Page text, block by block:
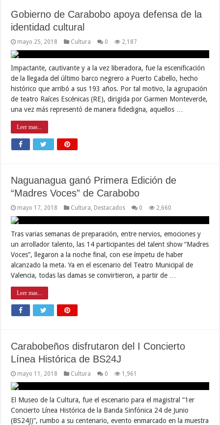
Gobierno de Carabobo apoya defensa de la
identidad cultural
mayo 25, 2018 Cultura 0 2,187
Impactante, cautivante y a la vez liberadora, fue la escenificación
de la llegada del último barco negrero a Puerto Cabello, hecho
histórico que arribó a sus 193 años. Por tal motivo, la agrupación
de teatro Raíces Escénicas (RE), dirigida por Garmen Monteverde,
una vez más representó de manera fidedigna, aquellos …
Leer mas...
Naguanagua ganó Primera Edición de
“Madres Voces” de Carabobo
mayo 17, 2018 Cultura Destacados 0 2,660
Tras varias semanas de preparación, entre nervios, emociones y
un arrollador talento, las 14 participantes del talent show “Madres
Voces”, llegaron a la noche final, con ese ímpetu de haber
alcanzado la meta. Ya en el escenario del Teatro Municipal de
Valencia, todas las damas se convirtieron, a partir de …
Leer mas...
Carabobeños disfrutaron del I Concierto
Línea Histórica de BS24J
mayo 11, 2018 Cultura 0 1,961
El Museo de la Cultura, fue el escenario para el magistral “1er
Concierto Línea Histórica de la Banda Sinfónica 24 de Junio
(BS24J)”, rumbo a su centenario, evento enmarcado en la muestra